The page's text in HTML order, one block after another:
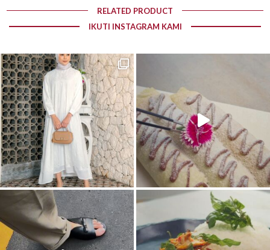
RELATED PRODUCT
IKUTI INSTAGRAM KAMI